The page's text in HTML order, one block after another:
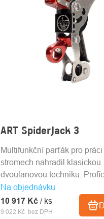
ART SpiderJack 3
Na objednávku
9 022 Kč bez DPH
10 917 Kč / ks
Multifunkční parťák pro práci
stromech nahradil klasickou
dvoulanovou techniku.